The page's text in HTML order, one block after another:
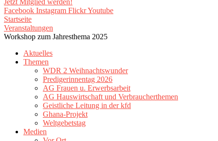
Jetzt Mitglied werden!
Facebook Instagram FlickrYoutube
Startseite
Veranstaltungen
Workshop zum Jahresthema 2025
Aktuelles
Themen
WDR 2 Weihnachtswunder
Predigerinnentag 2026
AG Frauen u. Erwerbsarbeit
AG Hauswirtschaft und Verbraucherthemen
Geistliche Leitung in der kfd
Ghana-Projekt
Weltgebetstag
Medien